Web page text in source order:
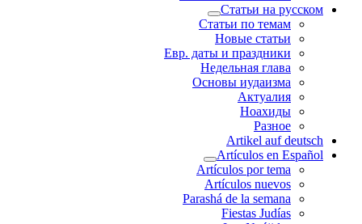
Статьи на русском
Статьи по темам
Новые статьи
Евр. даты и праздники
Недельная глава
Основы иудаизма
Актуалия
Ноахиды
Разное
Artikel auf deutsch
Artículos en Español
Artículos por tema
Artículos nuevos
Parashá de la semana
Fiestas Judías